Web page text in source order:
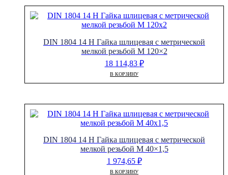
DIN 1804 14 H Гайка шлицевая с метрической
мелкой резьбой M 120×2
18 114,83 ₽
В КОРЗИНУ
DIN 1804 14 H Гайка шлицевая с метрической
мелкой резьбой M 40×1,5
1 974,65 ₽
В КОРЗИНУ